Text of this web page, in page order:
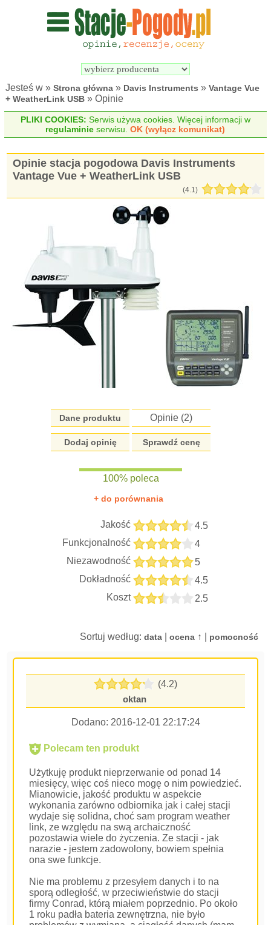
Wyszukiwarka
pogodowych
Jesteś w »Strona główna » Davis Instruments »Vantage Vue
+ WeatherLink USB » Opinie
PLIKI COOKIES: Serwis używa cookies. Więcej informacji w
regulaminie serwisu.OK (wyłącz komunikat)
Opinie stacja pogodowa Davis Instruments
Vantage Vue + WeatherLink USB
(4.1)
Dane produktu Opinie (2)
Dodaj opinię Sprawdź cenę
100% poleca
+ do porównania
Jakość
4.5
Funkcjonalność
4
Niezawodność
5
Dokładność
4.5
Koszt
2.5
Sortuj według: data| ocena↑ | pomocność
(4.2)
oktan
Dodano: 2016-12-01 22:17:24
Polecam ten produkt
Użytkuję produkt nieprzerwanie od ponad 14
miesięcy, więc coś nieco mogę o nim powiedzieć.
Mianowicie, jakość produktu w aspekcie
wykonania zarówno odbiornika jak i całej stacji
wydaje się solidna, choć sam program weather
link, ze względu na swą archaiczność
pozostawia wiele do życzenia. Ze stacji - jak
narazie - jestem zadowolony, bowiem spełnia
ona swe funkcje.
Nie ma problemu z przesyłem danych i to na
sporą odległość, w przeciwieństwie do stacji
firmy Conrad, którą miałem poprzednio. Po około
1 roku padła bateria zewnętrzna, nie było